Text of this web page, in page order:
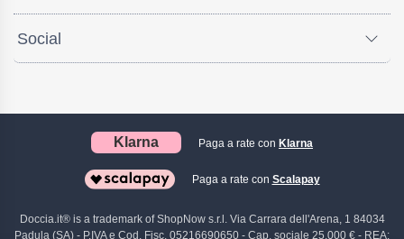
Social
Klarna Paga a rate con Klarna
Paga a rate con Scalapay
Doccia.it® is a trademark of ShopNow s.r.l. Via Carrara dell'Arena, 1 84034
Padula (SA) - P.IVA e Cod. Fisc. 05216690650 - Cap. sociale 25.000 € - REA: